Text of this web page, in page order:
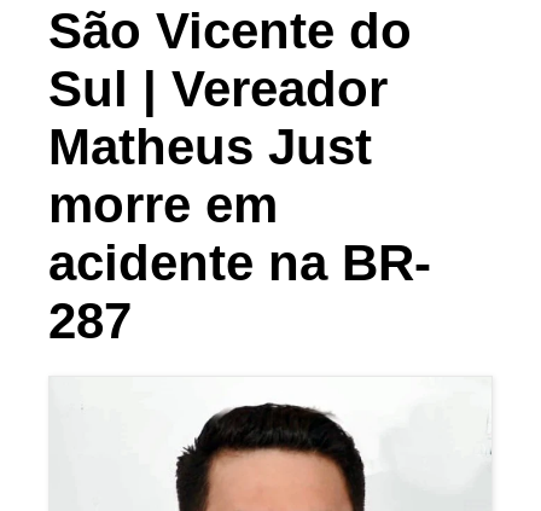
São Vicente do
Sul | Vereador
Matheus Just
morre em
acidente na BR-
287